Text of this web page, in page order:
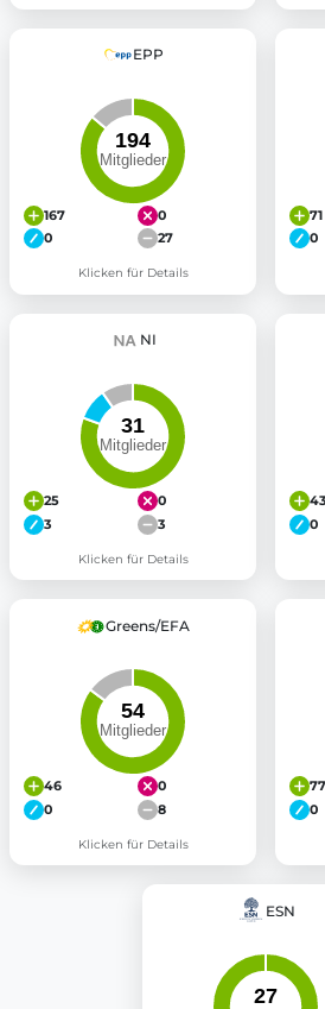
EPP
167
0
0
27
Klicken für Details
71
0
NI
25
0
3
3
Klicken für Details
43
0
Greens/EFA
46
0
0
8
Klicken für Details
77
0
ESN